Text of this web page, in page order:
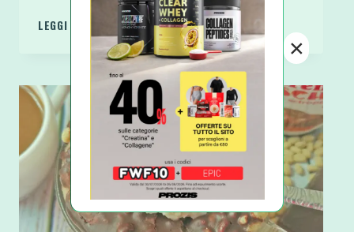
LEGGI DI PIÙ
GALAK
FROZEN
PORRIDGE
PROTEICO
CROCCANTE
AL
CIOCCOLATO
BIANCO
×